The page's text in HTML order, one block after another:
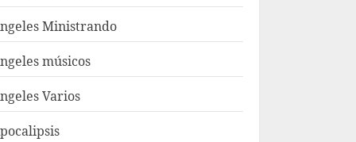
Ministrando
músicos
Varios